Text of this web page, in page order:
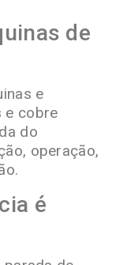
de
e
e cobre
do
operação,
é